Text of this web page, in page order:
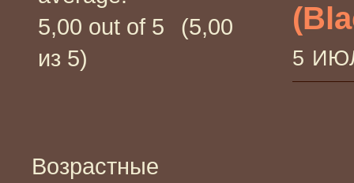
(5,00
из 5)
Возрастные
5